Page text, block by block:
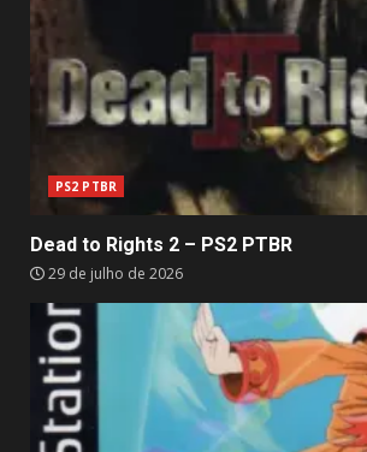
PS2 PTBR
Dead to Rights 2 – PS2 PTBR
29 de julho de 2026